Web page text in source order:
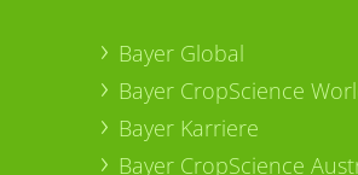
Bayer Global
Bayer CropScience
Bayer Karriere
Bayer CropScience